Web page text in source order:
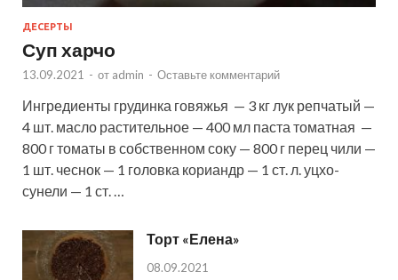
ДЕСЕРТЫ
Суп харчо
13.09.2021 - от admin - Оставьте комментарий
Ингредиенты грудинка говяжья — 3 кг лук репчатый —
4 шт. масло растительное — 400 мл паста томатная —
800 г томаты в собственном соку — 800 г перец чили —
1 шт. чеснок — 1 головка кориандр — 1 ст. л. уцхо-
сунели — 1 ст. …
Торт «Елена»
08.09.2021